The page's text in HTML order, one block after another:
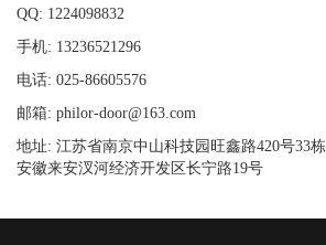
QQ: 1224098832
手机: 13236521296
电话: 025-86605576
邮箱: philor-door@163.com
地址: 江苏省南京中山科技园旺鑫路420号33栋
安徽来安汊河经济开发区长宁路19号